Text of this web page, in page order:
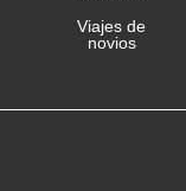
Viajes de
novios